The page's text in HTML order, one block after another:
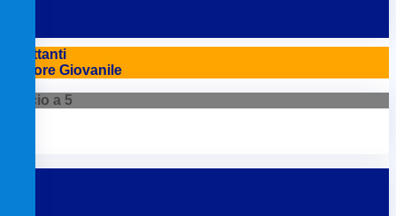
Dilettanti
Settore Giovanile
Calcio a 5